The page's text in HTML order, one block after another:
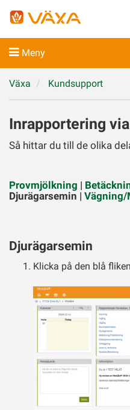
Meny
Växa Kundsupport
Inrapportering
Så hittar du till de olika
Provmjölkning |
Djurägarsemin | Vägning/
Djurägarsemin
Klicka på den blå